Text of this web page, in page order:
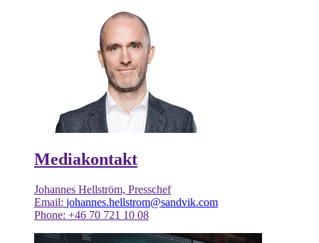
Mediakontakt
Johannes Hellström, Presschef
Email: johannes.hellstrom@sandvik.com
Phone: +46 70 721 10 08